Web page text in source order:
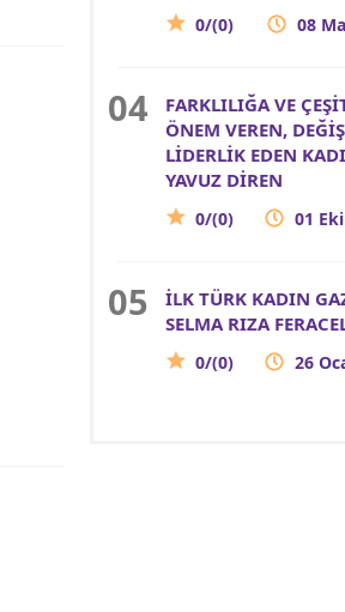
0/(0) 08
FARKLILIĞA VE
ÖNEM VEREN,
LİDERLİK EDEN
YAVUZ DİREN
0/(0) 01
İLK TÜRK KADIN
SELMA RIZA
0/(0) 26